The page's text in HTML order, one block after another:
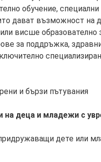
обучение,
дават възможност на
висше образователно
за поддръжка,
и бързи пътувания
на деца и младежи с
дете или